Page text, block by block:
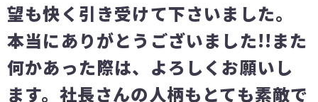
店舗＆モデルハウス紹介
スタッフ紹介
リフォームの流れ
お知らせ
望も快く引き受けて下さいました。
本当にありがとうございました!!また
何かあった際は、よろしくお願いし
ます。社長さんの人柄もとても素敵で